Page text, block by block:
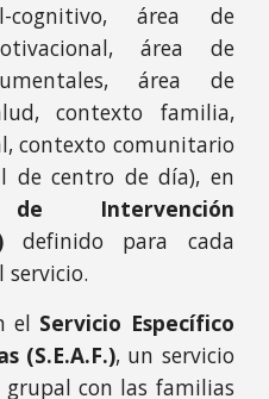
cognitivo, área de
área de
área de
contexto familia,
contexto comunitario
de centro de día), en
de Intervención
definido para cada
servicio.
el Servicio Específico
(S.E.A.F.), un servicio
con las familias